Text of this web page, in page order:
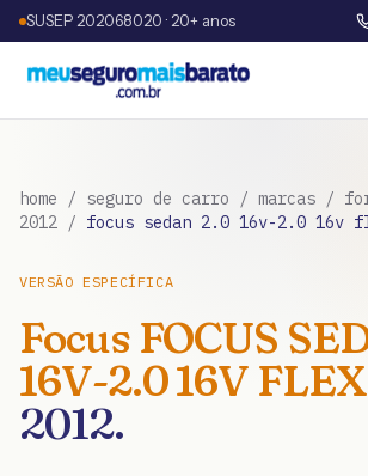
SUSEP 202068020 · 20+ anos
home / seguro de carro / marcas /
2012 / focus sedan 2.0 16v-2.0 16v
VERSÃO ESPECÍFICA
Focus FOCUS
16V-2.0 16V
2012.